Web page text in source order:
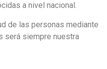
a nivel nacional.
de las personas mediante
será siempre nuestra